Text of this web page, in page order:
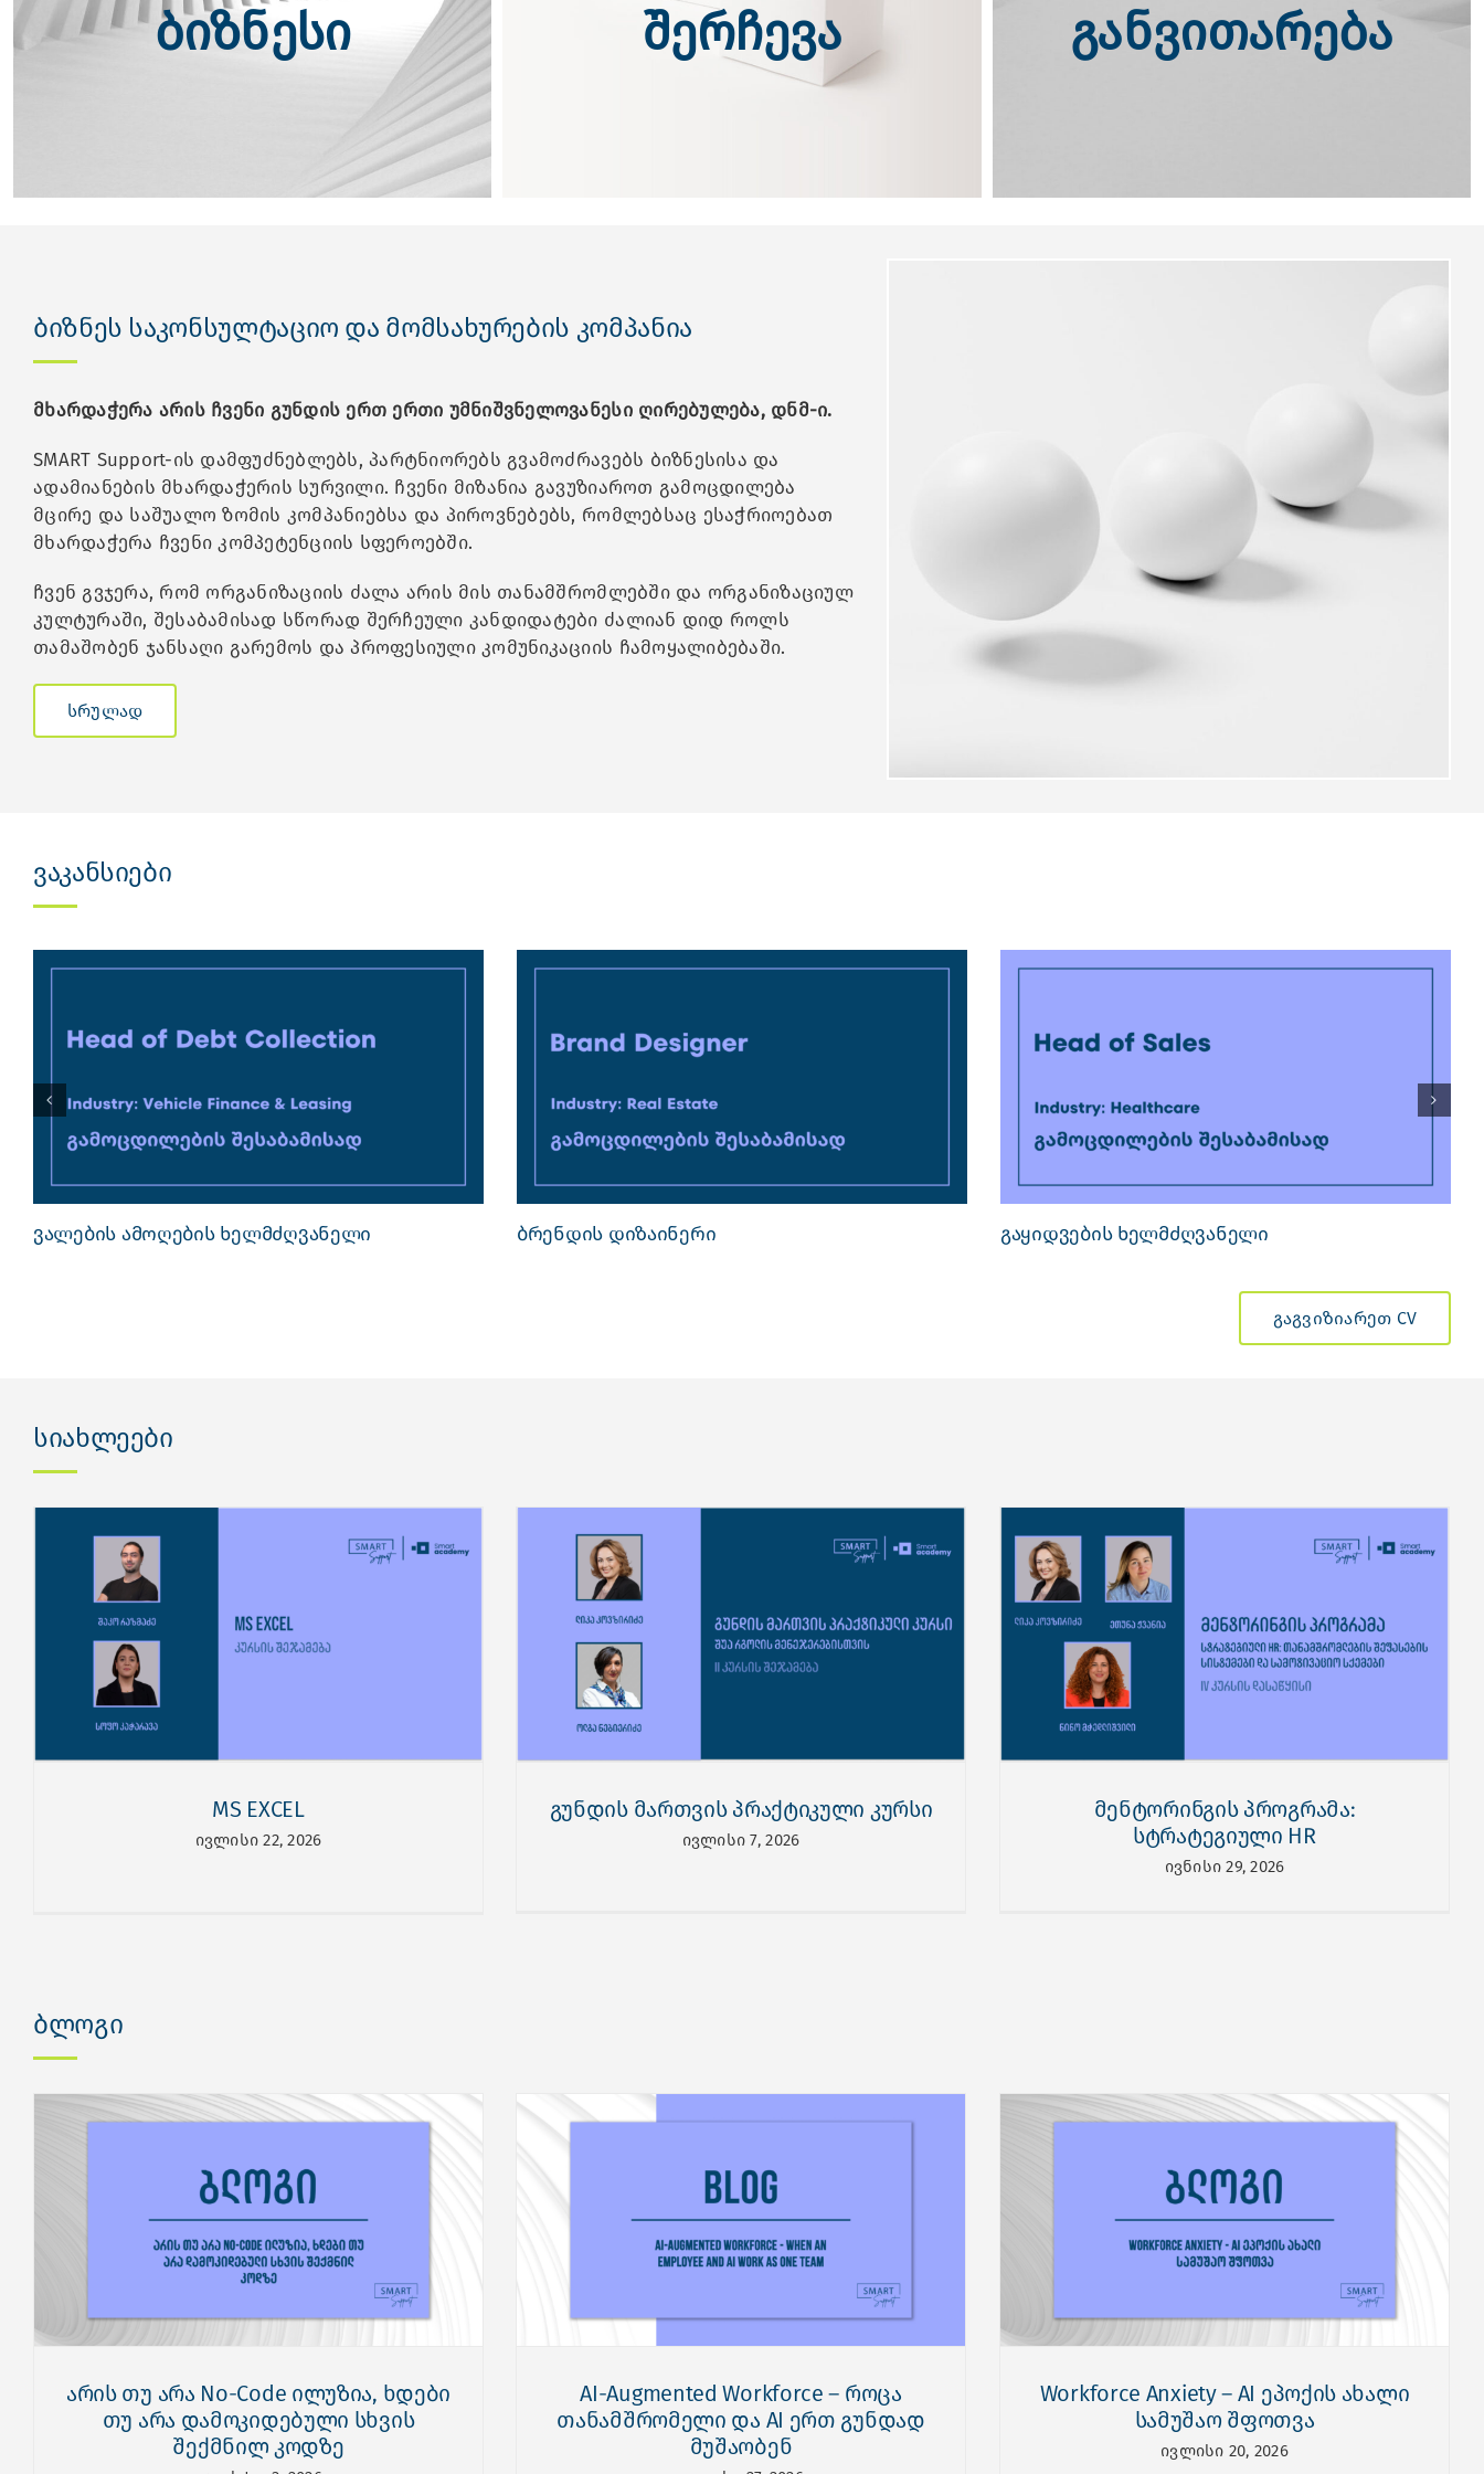
ბიზნესი შერჩევა განვითარება
ბიზნეს საკონსულტაციო და მომსახურების კომპანია
მხარდაჭერა არის ჩვენი გუნდის ერთ ერთი უმნიშვნელოვანესი ღირებულება, დნმ-ი.
SMART Support-ის დამფუძნებლებს, პარტნიორებს გვამოძრავებს ბიზნესისა და
ადამიანების მხარდაჭერის სურვილი. ჩვენი მიზანია გავუზიაროთ გამოცდილება
მცირე და საშუალო ზომის კომპანიებსა და პიროვნებებს, რომლებსაც ესაჭრიოებათ
მხარდაჭერა ჩვენი კომპეტენციის სფეროებში.
ჩვენ გვჯერა, რომ ორგანიზაციის ძალა არის მის თანამშრომლებში და ორგანიზაციულ
კულტურაში, შესაბამისად სწორად შერჩეული კანდიდატები ძალიან დიდ როლს
თამაშობენ ჯანსაღი გარემოს და პროფესიული კომუნიკაციის ჩამოყალიბებაში.
სრულად
ვაკანსიები
ვალების ამოღების ხელმძღვანელი ბრენდის დიზაინერი გაყიდვების ხელმძღვანელი
გაგვიზიარეთ CV
სიახლეები
MS EXCEL
ივლისი 22, 2026
გუნდის მართვის პრაქტიკული კურსი
ივლისი 7, 2026
მენტორინგის პროგრამა:
სტრატეგიული HR
ივნისი 29, 2026
ბლოგი
არის თუ არა No-Code ილუზია, ხდები
თუ არა დამოკიდებული სხვის
შექმნილ კოდზე
AI-Augmented Workforce – როცა
თანამშრომელი და AI ერთ გუნდად
მუშაობენ
Workforce Anxiety – AI ეპოქის ახალი
სამუშაო შფოთვა
ივლისი 20, 2026